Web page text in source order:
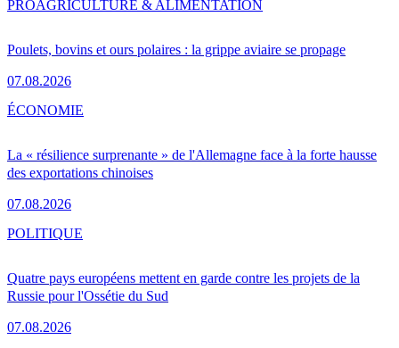
Poulets, bovins et ours polaires : la grippe aviaire se propage
07.08.2026
PROAGRICULTURE & ALIMENTATION
La « résilience surprenante » de l'Allemagne face à la forte hausse
des exportations chinoises
07.08.2026
ÉCONOMIE
Quatre pays européens mettent en garde contre les projets de la
Russie pour l'Ossétie du Sud
07.08.2026
POLITIQUE